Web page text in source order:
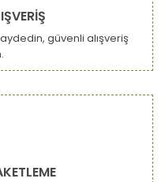
güvenli alışveriş